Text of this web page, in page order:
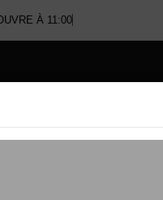
À 11:00